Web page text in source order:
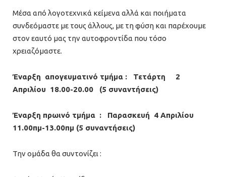
Μέσα από λογοτεχνικά κείμενα αλλά και ποιήματα
συνδεόμαστε με τους άλλους, με τη φύση και παρέχουμε
στον εαυτό μας την αυτοφροντίδα που τόσο
χρειαζόμαστε.
Έναρξη απογευματινό τμήμα : Τετάρτη 2
Απριλίου 18.00-20.00 (5 συναντήσεις)
Έναρξη πρωινό τμήμα : Παρασκευή 4 Απριλίου
11.00πμ-13.00πμ (5 συναντήσεις)
Την ομάδα θα συντονίζει :